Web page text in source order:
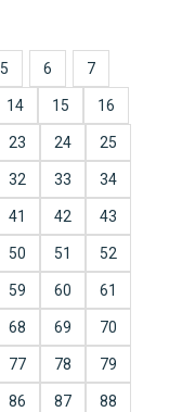
5 6 7
14 15 16
23 24 25
32 33 34
41 42 43
50 51 52
59 60 61
68 69 70
77 78 79
86 87 88